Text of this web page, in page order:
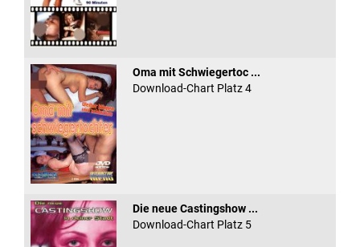
Oma mit Schwiegertoc ...
Download-Chart Platz 4
Die neue Castingshow ...
Download-Chart Platz 5